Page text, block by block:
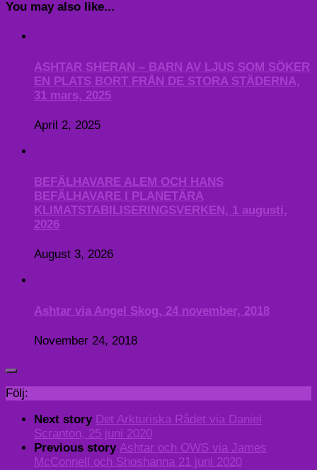
You may also like...
ASHTAR SHERAN – BARN AV LJUS SOM SÖKER
EN PLATS BORT FRÅN DE STORA STÄDERNA,
31 mars, 2025
April 2, 2025
BEFÄLHAVARE ALEM OCH HANS
BEFÄLHAVARE I PLANETÄRA
KLIMATSTABILISERINGSVERKEN, 1 augusti,
2026
August 3, 2026
Ashtar via Angel Skog, 24 november, 2018
November 24, 2018
Följ:
Next story Det Arkturiska Rådet via Daniel
Scranton, 25 juni 2020
Previous story Ashtar och OWS via James
McConnell och Shoshanna 21 juni 2020